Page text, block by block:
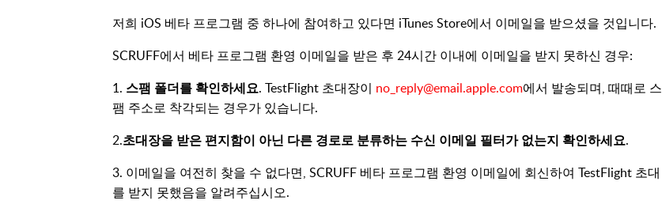
저희 iOS 베타 프로그램 중 하나에 참여하고 있다면 iTunes Store에서 이메일을 받으셨을 것입니다.
SCRUFF에서 베타 프로그램 환영 이메일을 받은 후 24시간 이내에 이메일을 받지 못하신 경우:
1. 스팸 폴더를 확인하세요. TestFlight 초대장이 no_reply@email.apple.com에서 발송되며, 때때로 스
팸 주소로 착각되는 경우가 있습니다.
2.초대장을 받은 편지함이 아닌 다른 경로로 분류하는 수신 이메일 필터가 없는지 확인하세요.
3. 이메일을 여전히 찾을 수 없다면, SCRUFF 베타 프로그램 환영 이메일에 회신하여 TestFlight 초대
를 받지 못했음을 알려주십시오.